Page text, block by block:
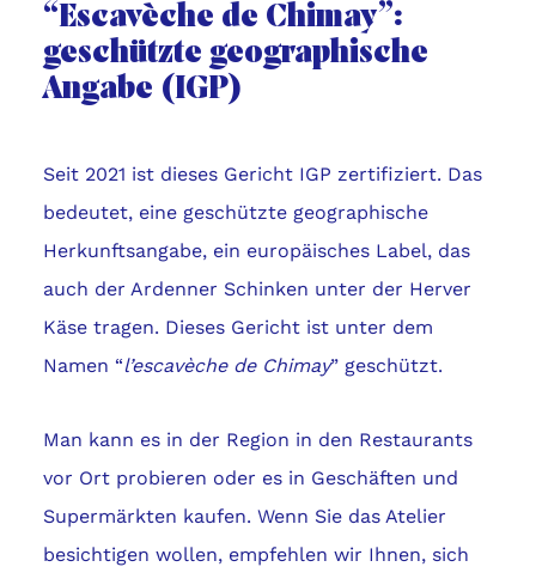
“Escavèche de Chimay”:
geschützte geographische
Angabe (IGP)
Seit 2021 ist dieses Gericht IGP zertifiziert. Das
bedeutet, eine geschützte geographische
Herkunftsangabe, ein europäisches Label, das
auch der Ardenner Schinken unter der Herver
Käse tragen. Dieses Gericht ist unter dem
Namen “l’escavèche de Chimay” geschützt.
Man kann es in der Region in den Restaurants
vor Ort probieren oder es in Geschäften und
Supermärkten kaufen. Wenn Sie das Atelier
besichtigen wollen, empfehlen wir Ihnen, sich